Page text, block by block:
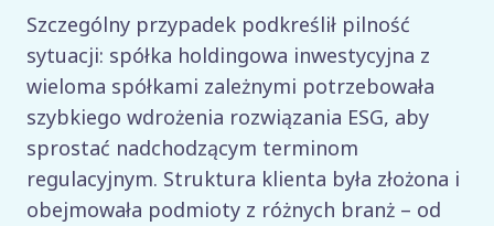
Szczególny przypadek podkreślił pilność
sytuacji: spółka holdingowa inwestycyjna z
wieloma spółkami zależnymi potrzebowała
szybkiego wdrożenia rozwiązania ESG, aby
sprostać nadchodzącym terminom
regulacyjnym. Struktura klienta była złożona i
obejmowała podmioty z różnych branż – od